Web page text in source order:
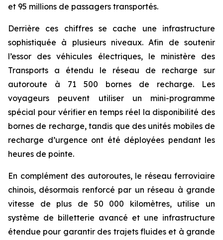
et 95 millions de passagers transportés.
Derrière ces chiffres se cache une infrastructure
sophistiquée à plusieurs niveaux. Afin de soutenir
l’essor des véhicules électriques, le ministère des
Transports a étendu le réseau de recharge sur
autoroute à 71 500 bornes de recharge. Les
voyageurs peuvent utiliser un mini-programme
spécial pour vérifier en temps réel la disponibilité des
bornes de recharge, tandis que des unités mobiles de
recharge d’urgence ont été déployées pendant les
heures de pointe.
En complément des autoroutes, le réseau ferroviaire
chinois, désormais renforcé par un réseau à grande
vitesse de plus de 50 000 kilomètres, utilise un
système de billetterie avancé et une infrastructure
étendue pour garantir des trajets fluides et à grande